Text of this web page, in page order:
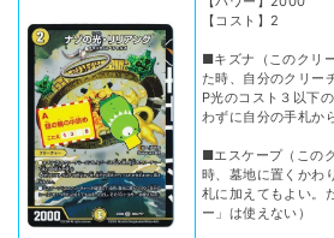
【コスト】2
■キズナ（このクリ
た時、自分のクリー
P光のコスト３以下
わずに自分の手札か
■エスケープ（この
時、墓地に置くかわ
札に加えてもよい。
ー」は使えない）